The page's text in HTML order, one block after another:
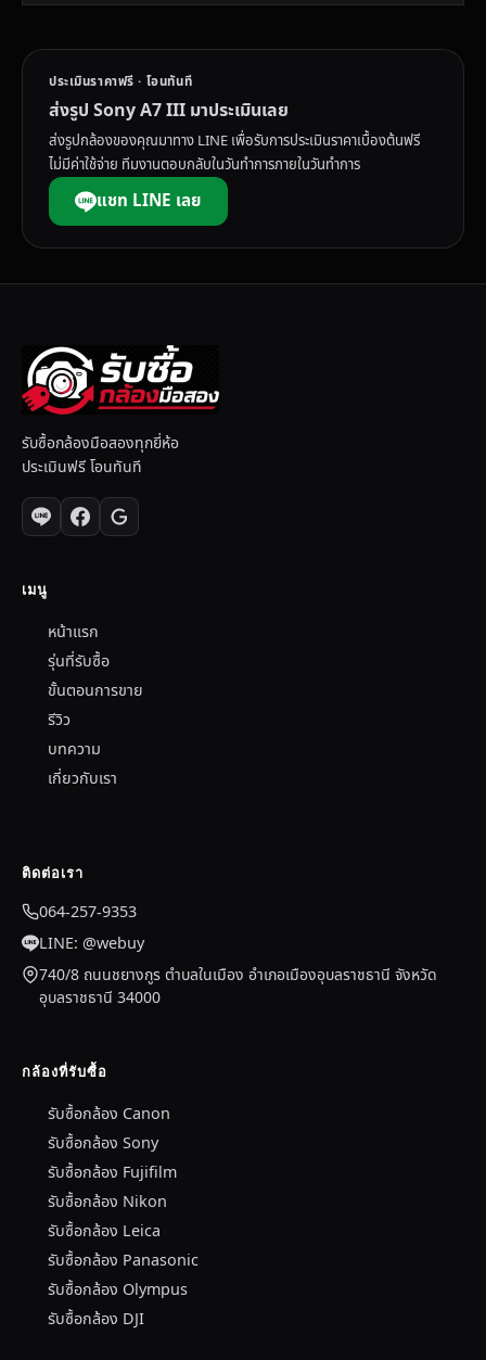
ประเมินราคาฟรี · โอนทันที
ส่งรูป Sony A7 III มาประเมินเลย
ส่งรูปกล้องของคุณมาทาง LINE เพื่อรับการประเมินราคาเบื้องต้นฟรี
ไม่มีค่าใช้จ่าย ทีมงานตอบกลับในวันทำการภายในวันทำการ
แชท LINE เลย
รับซื้อกล้องมือสองทุกยี่ห้อ
ประเมินฟรี โอนทันที
เมนู
หน้าแรก
รุ่นที่รับซื้อ
ขั้นตอนการขาย
รีวิว
บทความ
เกี่ยวกับเรา
ติดต่อเรา
064-257-9353
LINE: @webuy
740/8 ถนนชยางกูร ตำบลในเมือง อำเภอเมืองอุบลราชธานี จังหวัด
อุบลราชธานี 34000
กล้องที่รับซื้อ
รับซื้อกล้อง Canon
รับซื้อกล้อง Sony
รับซื้อกล้อง Fujifilm
รับซื้อกล้อง Nikon
รับซื้อกล้อง Leica
รับซื้อกล้อง Panasonic
รับซื้อกล้อง Olympus
รับซื้อกล้อง DJI